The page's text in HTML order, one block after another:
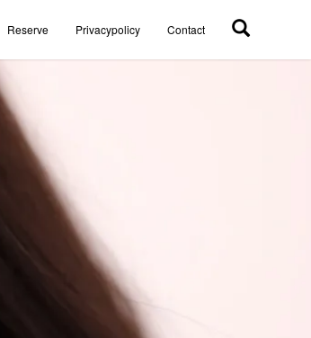
Reserve Privacypolicy Contact